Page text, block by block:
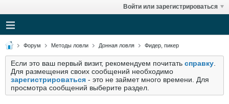
Войти или зарегистрироваться
Форум Методы ловли Донная ловля Фидер, пикер
Если это ваш первый визит, рекомендуем почитать справку
Для размещения своих сообщений необходимо
зарегистрироваться - это не займет много времени. Для
просмотра сообщений выберите раздел.